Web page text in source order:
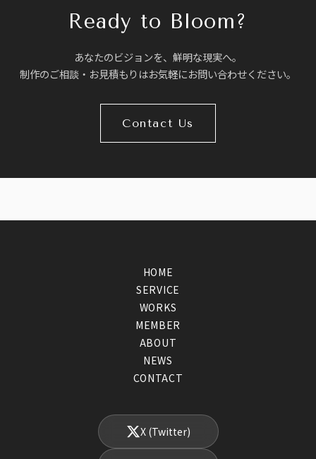
Ready to Bloom?
あなたのビジョンを、鮮明な現実へ。
制作のご相談・お見積もりはお気軽にお問い合わせください。
Contact Us
HOME
SERVICE
WORKS
MEMBER
ABOUT
NEWS
CONTACT
X (Twitter)